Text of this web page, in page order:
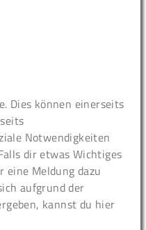
Dies können einerseits
Notwendigkeiten
dir etwas Wichtiges
Meldung dazu
aufgrund der
kannst du hier